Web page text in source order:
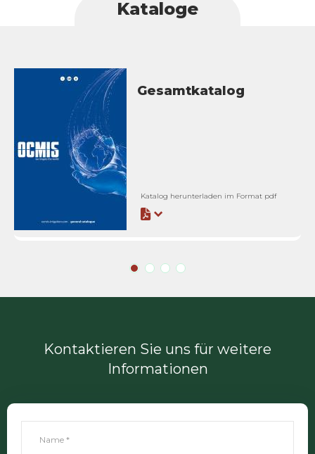
Kataloge
Gesamtkatalog
Katalog herunterladen im Format pdf
Kontaktieren Sie uns für weitere
Informationen